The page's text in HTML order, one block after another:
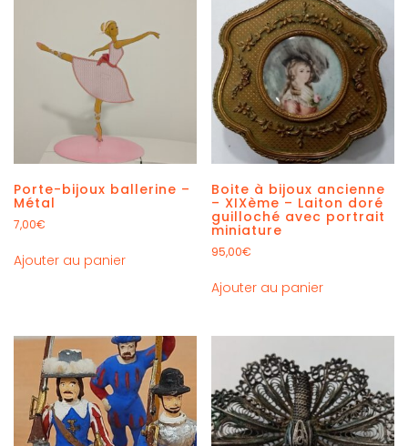
Porte-bijoux ballerine –
Métal
7,00€
Ajouter au panier
Boite à bijoux ancienne
– XIXème – Laiton doré
guilloché avec portrait
miniature
95,00€
Ajouter au panier